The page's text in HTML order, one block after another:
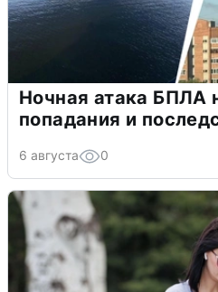
Ночная атака БПЛА
попадания и
6 августа 0